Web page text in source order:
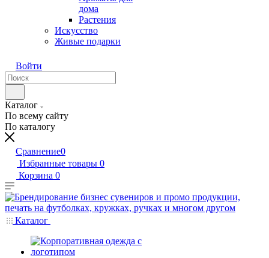
дома
Растения
Искусство
Живые подарки
Войти
Каталог
По всему сайту
По каталогу
Сравнение0
Избранные товары 0
Корзина 0
Каталог